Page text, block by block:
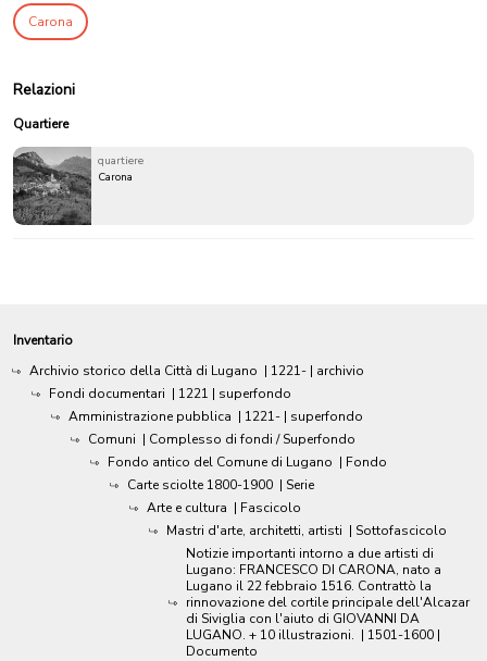
Carona
Relazioni
Quartiere
quartiere
Carona
Inventario
Archivio storico della Città di Lugano | 1221- | archivio
Fondi documentari | 1221 | superfondo
Amministrazione pubblica | 1221- | superfondo
Comuni | Complesso di fondi / Superfondo
Fondo antico del Comune di Lugano | Fondo
Carte sciolte 1800-1900 | Serie
Arte e cultura | Fascicolo
Mastri d'arte, architetti, artisti | Sottofascicolo
Notizie importanti intorno a due artisti di
Lugano: FRANCESCO DI CARONA, nato a
Lugano il 22 febbraio 1516. Contrattò la
rinnovazione del cortile principale dell'Alcazar
di Siviglia con l'aiuto di GIOVANNI DA
LUGANO. + 10 illustrazioni. | 1501-1600 |
Documento